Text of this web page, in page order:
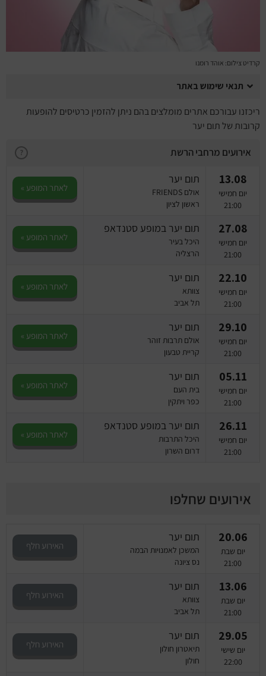
סרטים
חופשה והופעה
קרדיט צילום: אוהד רומנו
תנאי שימוש באתר
ריכזנו עבורכם אתרים מומלצים בהם ניתן להזמין כרטיסים להופעות
קרובות של תום יער
אירועים מרחבי הרשת ?
13.08
יום חמישי
21:00
תום יער
אולם FRIENDS
ראשון לציון
לאתר המופע »
27.08
יום חמישי
21:00
תום יער במופע סטנדאפ
היכל בעיר
הרצליה
לאתר המופע »
22.10
יום חמישי
21:00
תום יער
צוותא
תל אביב
לאתר המופע »
29.10
יום חמישי
21:00
תום יער
אולם תרבות זוהר
קריית טבעון
לאתר המופע »
05.11
יום חמישי
21:00
תום יער
בית העם
כפר ויתקין
לאתר המופע »
26.11
יום חמישי
21:00
תום יער במופע סטנדאפ
היכל התרבות
דרום השרון
לאתר המופע »
אירועים שחלפו
20.06
יום שבת
21:00
תום יער
המשכן לאמנויות הבמה
נס ציונה
האירוע חלף
13.06
יום שבת
21:00
תום יער
צוותא
תל אביב
האירוע חלף
29.05
יום שישי
22:00
תום יער
תיאטרון חולון
חולון
האירוע חלף